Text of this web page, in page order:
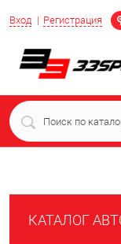
Вход Регистрация
КАТАЛОГ